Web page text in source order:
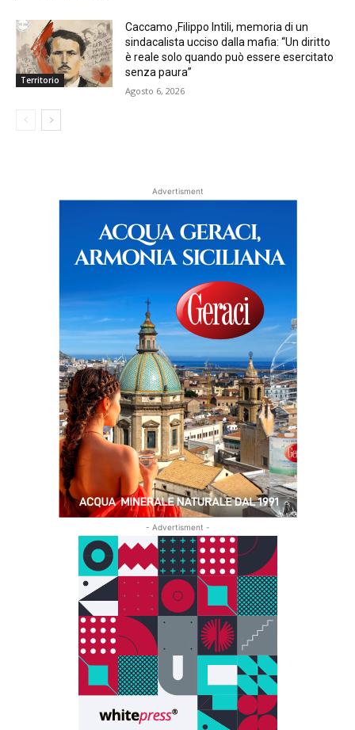
Territorio
Caccamo ,Filippo Intili, memoria di un
sindacalista ucciso dalla mafia: “Un diritto
è reale solo quando può essere esercitato
senza paura”
Agosto 6, 2026
Advertisment
- Advertisment -